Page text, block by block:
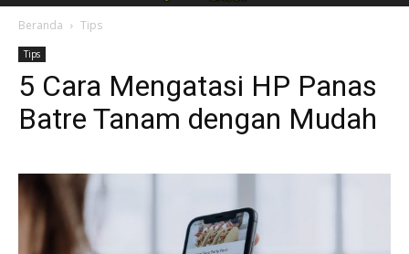
Beranda Tips
Tips
5 Cara Mengatasi HP Panas
Batre Tanam dengan Mudah